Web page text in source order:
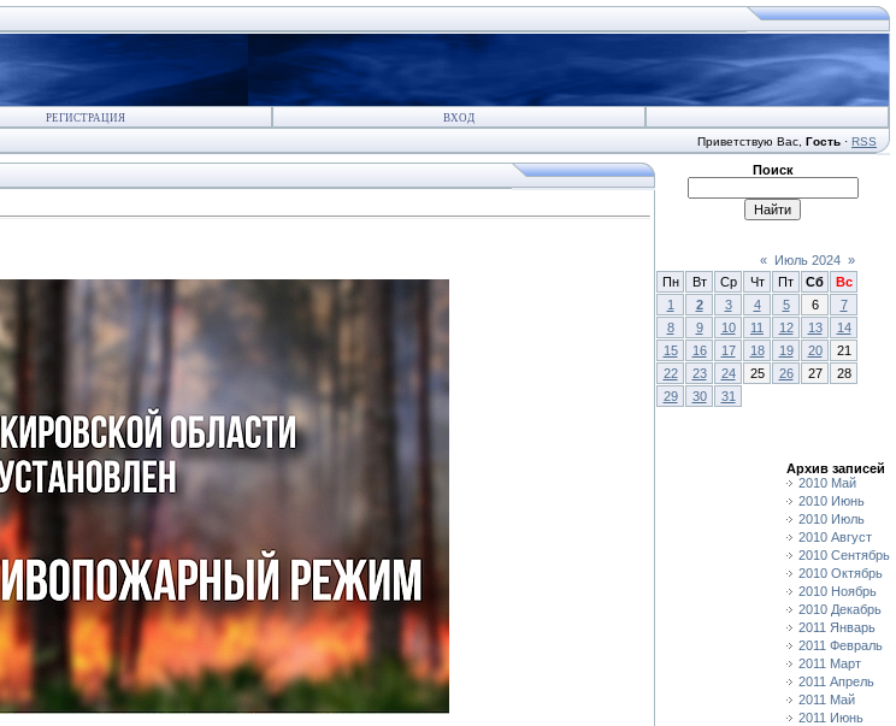
РЕГИСТРАЦИЯ ВХОД
Приветствую Вас Гость · RSS
Поиск
« Июль 2024 »
Пн
Вт Ср Чт Пт Сб
Вс
1
2 3 4 5 6
7
8
9 10 11 12 13
14
15
16 17 18 19 20
21
22
23 24 25 26 27
28
29
30 31
Архив записей
2010 Май
2010 Июнь
2010 Июль
2010 Август
2010 Сентябрь
2010 Октябрь
2010 Ноябрь
2010 Декабрь
2011 Январь
2011 Февраль
2011 Март
2011 Апрель
2011 Май
2011 Июнь